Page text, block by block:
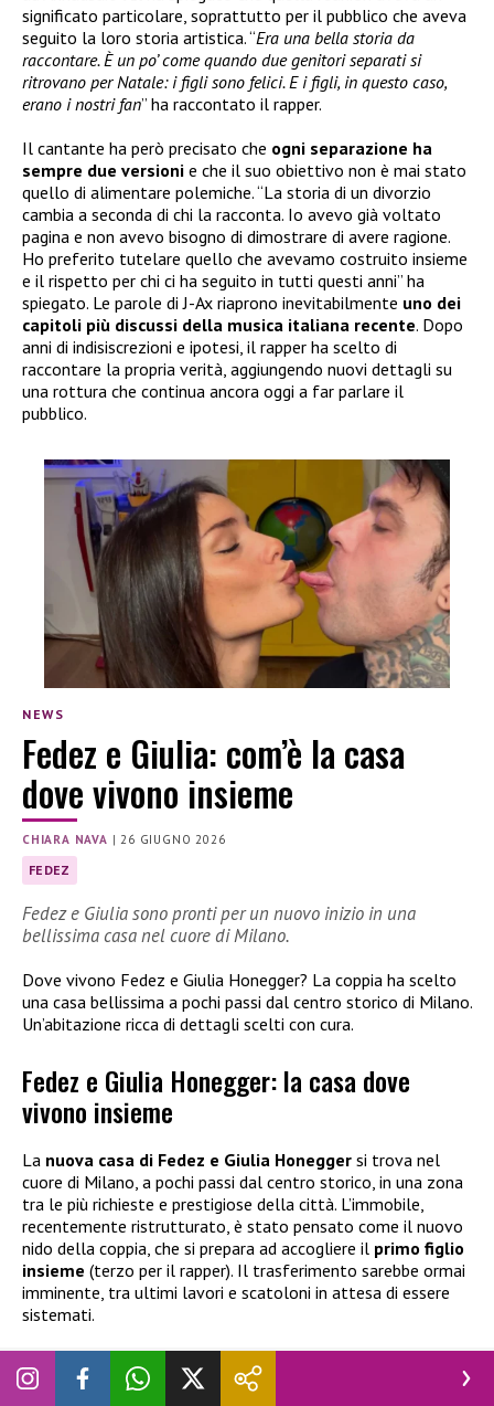
significato particolare, soprattutto per il pubblico che aveva
seguito la loro storia artistica. “Era una bella storia da
raccontare. È un po’ come quando due genitori separati si
ritrovano per Natale: i figli sono felici. E i figli, in questo caso,
erano i nostri fan” ha raccontato il rapper.
Il cantante ha però precisato che ogni separazione ha
sempre due versioni e che il suo obiettivo non è mai stato
quello di alimentare polemiche. “La storia di un divorzio
cambia a seconda di chi la racconta. Io avevo già voltato
pagina e non avevo bisogno di dimostrare di avere ragione.
Ho preferito tutelare quello che avevamo costruito insieme
e il rispetto per chi ci ha seguito in tutti questi anni” ha
spiegato. Le parole di J-Ax riaprono inevitabilmente uno dei
capitoli più discussi della musica italiana recente. Dopo
anni di indisiscrezioni e ipotesi, il rapper ha scelto di
raccontare la propria verità, aggiungendo nuovi dettagli su
una rottura che continua ancora oggi a far parlare il
pubblico.
NEWS
Fedez e Giulia: com’è la casa
dove vivono insieme
CHIARA NAVA | 26 GIUGNO 2026
FEDEZ
Fedez e Giulia sono pronti per un nuovo inizio in una
bellissima casa nel cuore di Milano.
Dove vivono Fedez e Giulia Honegger? La coppia ha scelto
una casa bellissima a pochi passi dal centro storico di Milano.
Un’abitazione ricca di dettagli scelti con cura.
Fedez e Giulia Honegger: la casa dove
vivono insieme
La nuova casa di Fedez e Giulia Honegger si trova nel
cuore di Milano, a pochi passi dal centro storico, in una zona
tra le più richieste e prestigiose della città. L’immobile,
recentemente ristrutturato, è stato pensato come il nuovo
nido della coppia, che si prepara ad accogliere il primo figlio
insieme (terzo per il rapper). Il trasferimento sarebbe ormai
imminente, tra ultimi lavori e scatoloni in attesa di essere
sistemati.